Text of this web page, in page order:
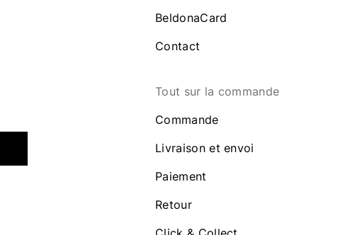
BeldonaCard
Contact
Tout sur la commande
Commande
Livraison et envoi
Paiement
Retour